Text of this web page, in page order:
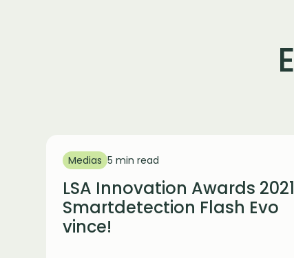
Medias 5 min read
LSA Innovation Awards
Smartdetection Flash Evo
vince!